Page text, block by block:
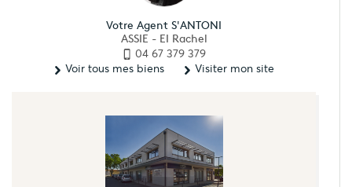
Votre Agent S'ANTONI
ASSIE - EI Rachel
04 67 379 379
Voir tous mes biens
Visiter mon site